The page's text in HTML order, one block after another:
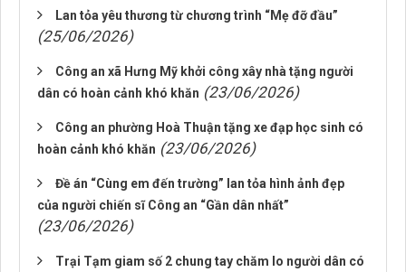
Lan tỏa yêu thương từ chương trình “Mẹ đỡ đầu”
(25/06/2026)
Công an xã Hưng Mỹ khởi công xây nhà tặng người
dân có hoàn cảnh khó khăn (23/06/2026)
Công an phường Hoà Thuận tặng xe đạp học sinh có
hoàn cảnh khó khăn (23/06/2026)
Đề án “Cùng em đến trường” lan tỏa hình ảnh đẹp
của người chiến sĩ Công an “Gần dân nhất”
(23/06/2026)
Trại Tạm giam số 2 chung tay chăm lo người dân có